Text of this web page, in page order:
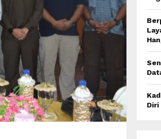
Diri